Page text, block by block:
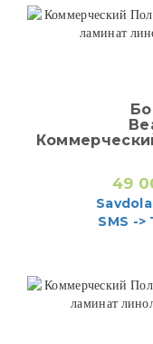
49
SMS ->